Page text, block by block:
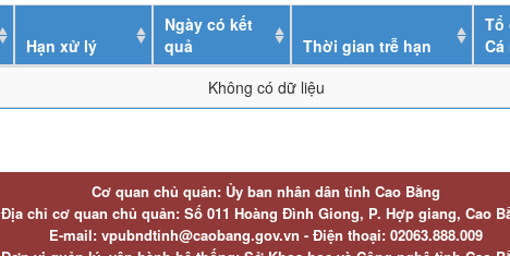
Hạn xử lý
Ngày có kết
quả
Thời gian trễ hạn
Tổ
Không có dữ liệu
Cơ quan chủ quản: Ủy ban nhân dân tỉnh Cao Bằng
Địa chỉ cơ quan chủ quản: Số 011 Hoàng Đình Giong, P. Hợp giang, Cao
E-mail: vpubndtinh@caobang.gov.vn - Điện thoại: 02063.888.009